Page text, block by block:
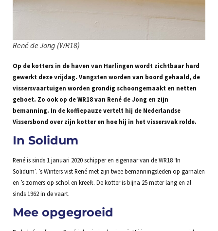
René de Jong (WR18)
Op de kotters in de haven van Harlingen wordt zichtbaar hard
gewerkt deze vrijdag. Vangsten worden van boord gehaald, de
vissersvaartuigen worden grondig schoongemaakt en netten
geboet. Zo ook op de WR18 van René de Jong en zijn
bemanning. In de koffiepauze vertelt hij de Nederlandse
Vissersbond over zijn kotter en hoe hij in het vissersvak rolde.
In Solidum
René is sinds 1 januari 2020 schipper en eigenaar van de WR18 ‘In
Solidum’. ’s Winters vist René met zijn twee bemanningsleden op garnalen
en ’s zomers op schol en kreeft. De kotter is bijna 25 meter lang en al
sinds 1962 in de vaart.
Mee opgegroeid